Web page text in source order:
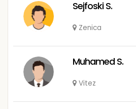
Sejfoski S.
Zenica
Muhamed S.
Vitez